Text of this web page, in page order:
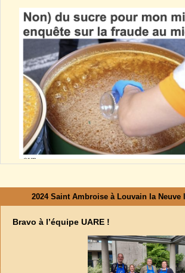
2024 Saint Ambroise à Louvain la Neuve
Bravo à l’équipe UARE !